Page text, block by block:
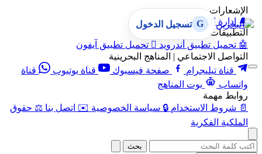
الإشعارات
🔔
إدارة الإشعارات
التطبيقات
🤖 تحميل تطبيق أندرويد  تحميل تطبيق آيفون
التواصل الاجتماعي | المناهج البحرينية
قناة تيليجرام
صفحة فيسبوك قناة يوتيوب
قناة
واتساب
بوت المناهج
روابط مهمة
📄 شروط الاستخدام 🔒 سياسة الخصوصية ✉️ اتصل بنا ⚖️ حقوق
الملكية الفكرية
G تسجيل الدخول
بحث